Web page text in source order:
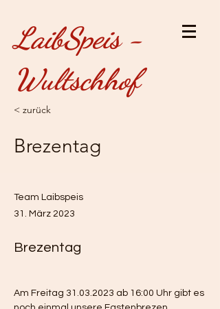
LaibSpeis -
Wultschhof
< zurück
Brezentag
Team Laibspeis
31. März 2023
Brezentag
Am Freitag 31.03.2023 ab 16:00 Uhr gibt es